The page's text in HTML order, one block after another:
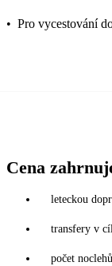
• Pro vycestování
Cena
leteckou
transfery v
počet